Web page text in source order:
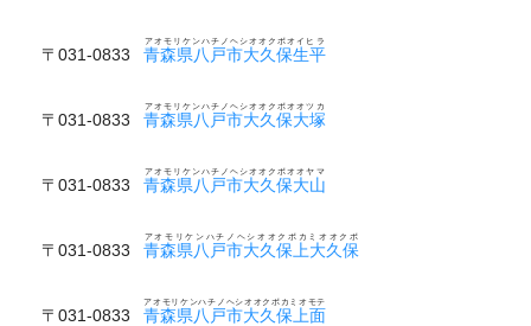
〒031-0833 青森県八戸市大久保生平
アオモリケンハチノヘシオオクボオイヒラ
〒031-0833 青森県八戸市大久保大塚
アオモリケンハチノヘシオオクボオオツカ
〒031-0833 青森県八戸市大久保大山
アオモリケンハチノヘシオオクボオオヤマ
〒031-0833 青森県八戸市大久保上大久保
アオモリケンハチノヘシオオクボカミオオクボ
〒031-0833 青森県八戸市大久保上面
アオモリケンハチノヘシオオクボカミオモテ